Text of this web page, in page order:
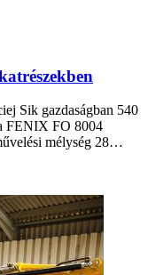
Sik gazdaságban 540
FENIX FO 8004
mélység 28…